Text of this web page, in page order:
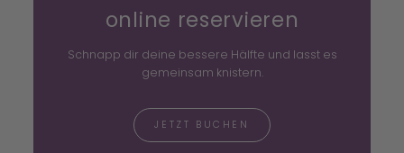
online reservieren
Schnapp dir deine bessere Hälfte und lasst es
gemeinsam knistern.
JETZT BUCHEN